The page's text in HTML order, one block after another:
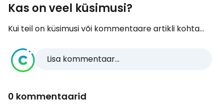
Kas on veel küsimusi?
Kui teil on küsimusi või kommentaare artikli kohta...
Lisa kommentaar...
0 kommentaarid